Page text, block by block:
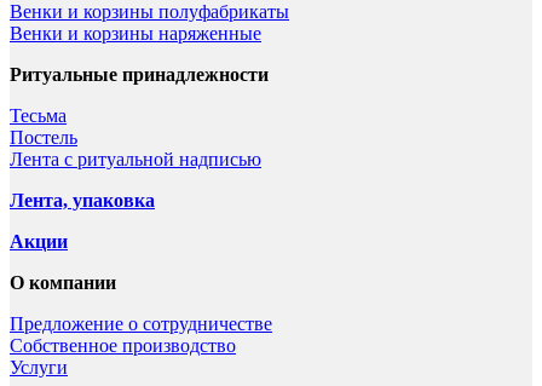
Венки и корзины полуфабрикаты
Венки и корзины наряженные
Ритуальные принадлежности
Тесьма
Постель
Лента с ритуальной надписью
Лента, упаковка
Акции
О компании
Предложение о сотрудничестве
Собственное производство
Услуги